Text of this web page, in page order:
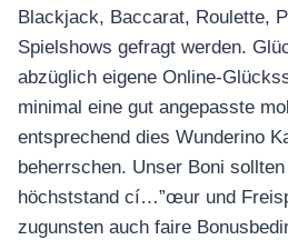
Blackjack, Baccarat, Roulette,
Spielshows gefragt werden.
abzüglich eigene Online-
minimal eine gut angepasste
entsprechend dies Wunderino
beherrschen. Unser Boni
höchststand cí…”œur und
zugunsten auch faire